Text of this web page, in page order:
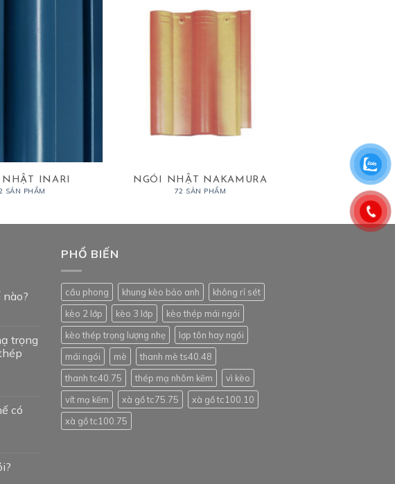
INARI
SẢN PHẨM
NGÓI NHẬT NAKAMURA
72 SẢN PHẨM
trọng
có
PHỔ BIẾN
cầu phong khung kèo bảo anh
không rỉ sét
kèo 2 lớp
kèo 3 lớp
kèo thép mái ngói
kèo thép trọng lượng nhẹ
lợp tôn hay ngói
mái ngói
mè
thanh mè ts40.48
thanh tc40.75
thép mạ nhôm kẽm
vì kèo
vít mạ kẽm
xà gồ tc75.75
xà gồ tc100.10
xà gồ tc100.75